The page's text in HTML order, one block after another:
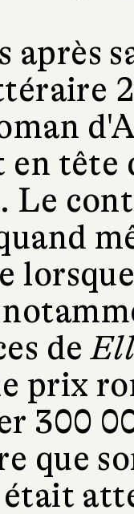
après
tête
Le
de
prix
300
que